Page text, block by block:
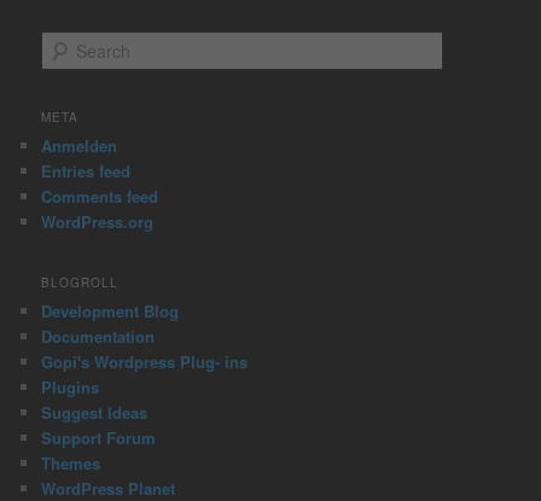
e
r
h
META
Anmelden
Entries feed
Comments feed
WordPress.org
BLOGROLL
Development Blog
Documentation
Gopi's Wordpress Plug- ins
Plugins
Suggest Ideas
Support Forum
Themes
WordPress Planet